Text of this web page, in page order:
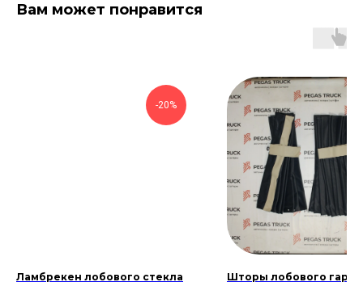
Вам может понравится
-20%
Ламбрекен лобового стекла
Шторы лобового